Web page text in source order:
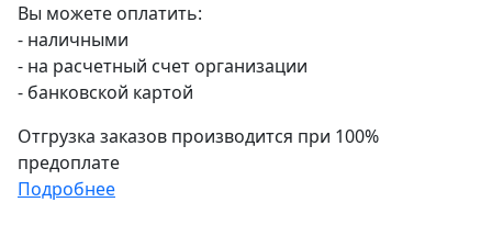
Вы можете оплатить:
- наличными
- на расчетный счет организации
- банковской картой
Отгрузка заказов производится при 100%
предоплате
Подробнее